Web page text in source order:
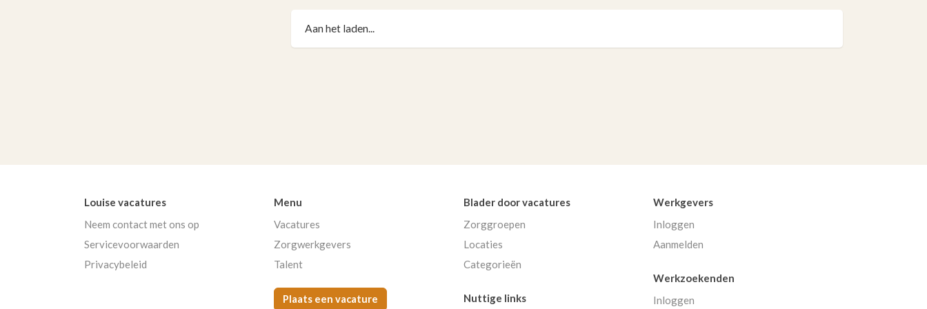
Aan het laden...
Louise vacatures
Neem contact met ons op
Servicevoorwaarden
Privacybeleid
Menu
Vacatures
Zorgwerkgevers
Talent
Plaats een vacature
Blader door vacatures
Zorggroepen
Locaties
Categorieën
Werkgevers
Inloggen
Aanmelden
Werkzoekenden
Inloggen
Nuttige links